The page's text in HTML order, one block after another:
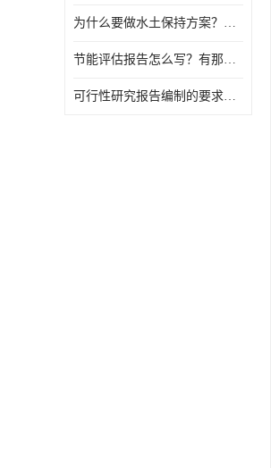
为什么要做水土保持方案？需要验收水保方案吗？
节能评估报告怎么写？有那些要求？
可行性研究报告编制的要求？什么是可行性研究报告？